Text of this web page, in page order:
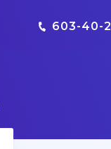
603-40-